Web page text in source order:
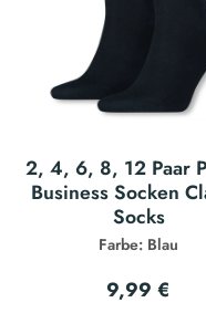
2, 4, 6, 8, 12 Paar
Business Socken
Socks
Farbe: Blau
9,99 €